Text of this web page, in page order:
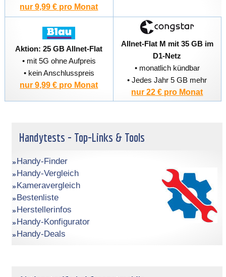
nur 9,99 € pro Monat
Aktion: 25 GB Allnet-Flat
• mit 5G ohne Aufpreis
• kein Anschlusspreis
nur 9,99 € pro Monat
Allnet-Flat M mit 35 GB im
D1-Netz
• monatlich kündbar
• Jedes Jahr 5 GB mehr
nur 22 € pro Monat
Handytests - Top-Links & Tools
Handy-Finder
Handy-Vergleich
Kameravergleich
Bestenliste
Herstellerinfos
Handy-Konfigurator
Handy-Deals